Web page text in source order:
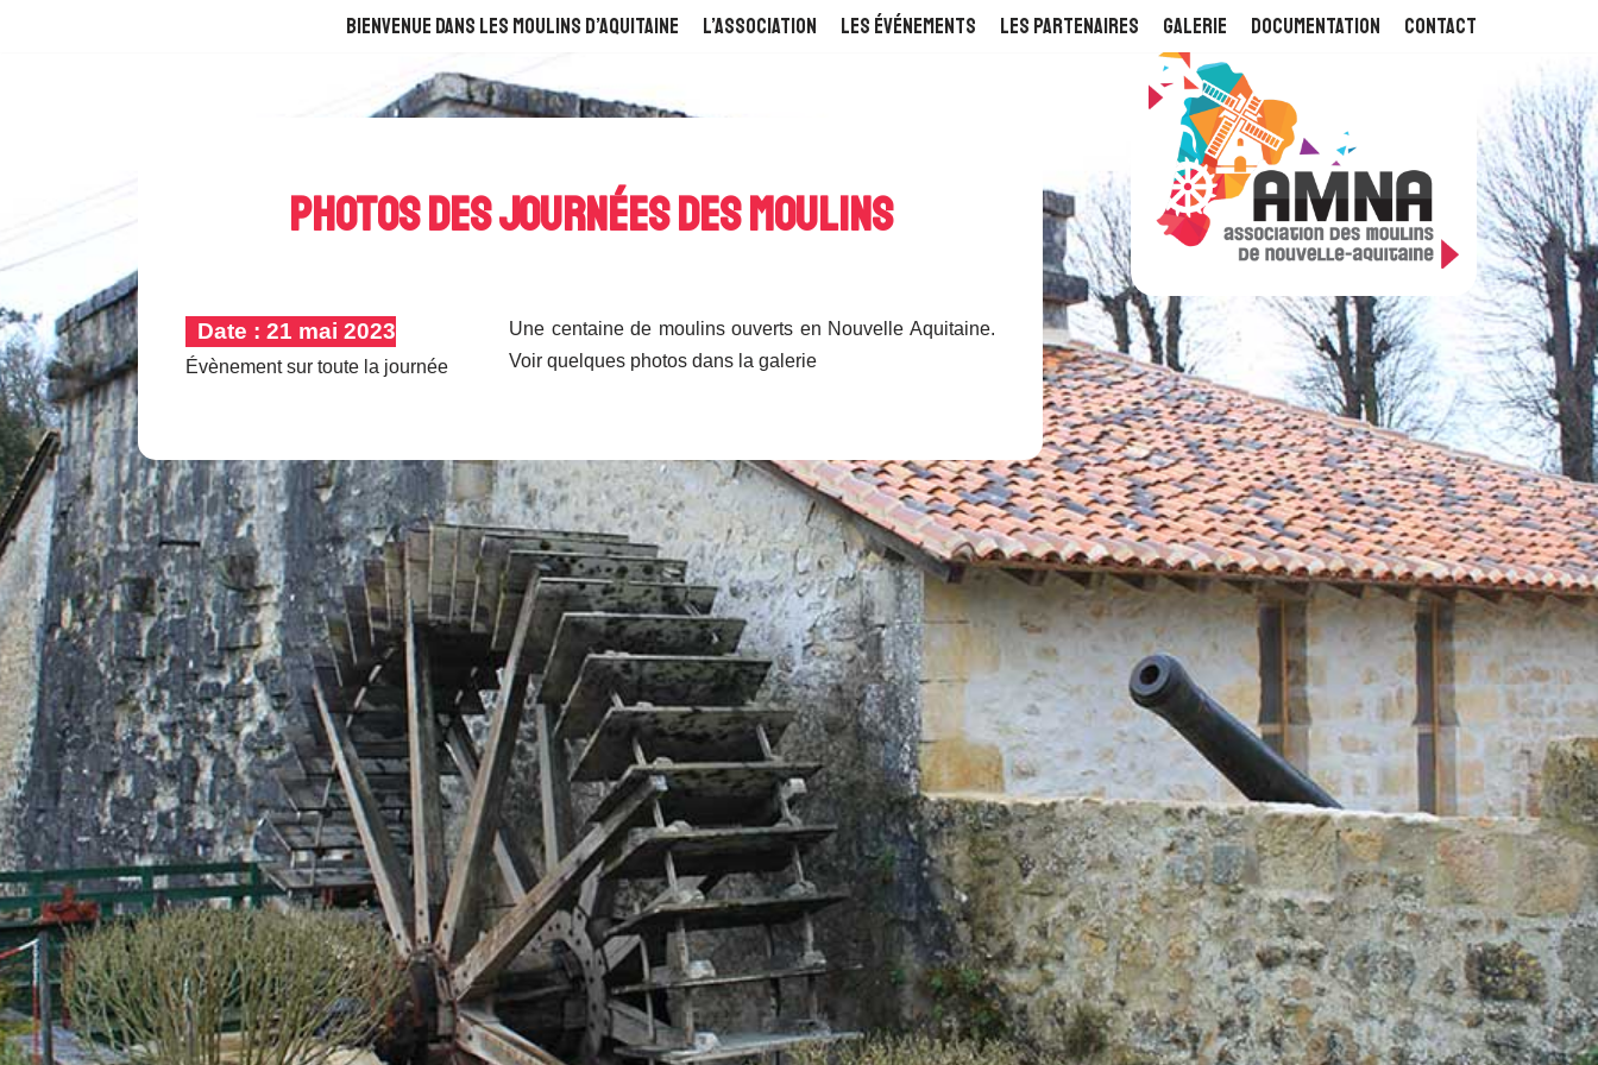
Bienvenue dans les Moulins d’Aquitaine L’Association Les événements Les Partenaires Galerie Documentation Contact
Photos des Journées des Moulins
Date :21 mai 2023
Évènement sur toute la journée
Une centaine de moulins ouverts en Nouvelle Aquitaine.
Voir quelques photos dans la galerie